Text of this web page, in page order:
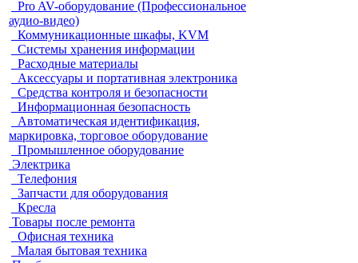
Pro AV-оборудование (Профессиональное
аудио-видео)
Коммуникационные шкафы, KVM
Системы хранения информации
Расходные материалы
Аксессуары и портативная электроника
Средства контроля и безопасности
Информационная безопасность
Автоматическая идентификация,
маркировка, торговое оборудование
Промышленное оборудование
Электрика
Телефония
Запчасти для оборудования
Кресла
Товары после ремонта
Офисная техника
Малая бытовая техника